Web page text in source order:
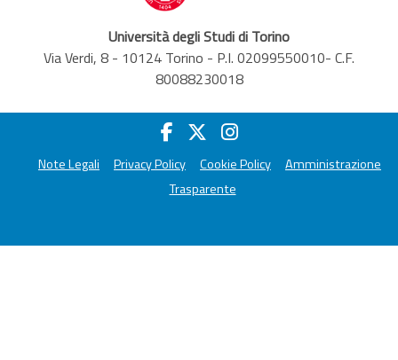
Università degli Studi di Torino
Via Verdi, 8 - 10124 Torino - P.I. 02099550010- C.F.
80088230018
Note Legali Privacy Policy Cookie Policy
Amministrazione
Trasparente